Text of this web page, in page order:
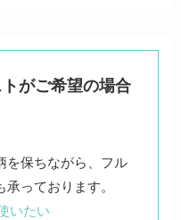
がご希望の場合
を保ちながら、フル
いたい